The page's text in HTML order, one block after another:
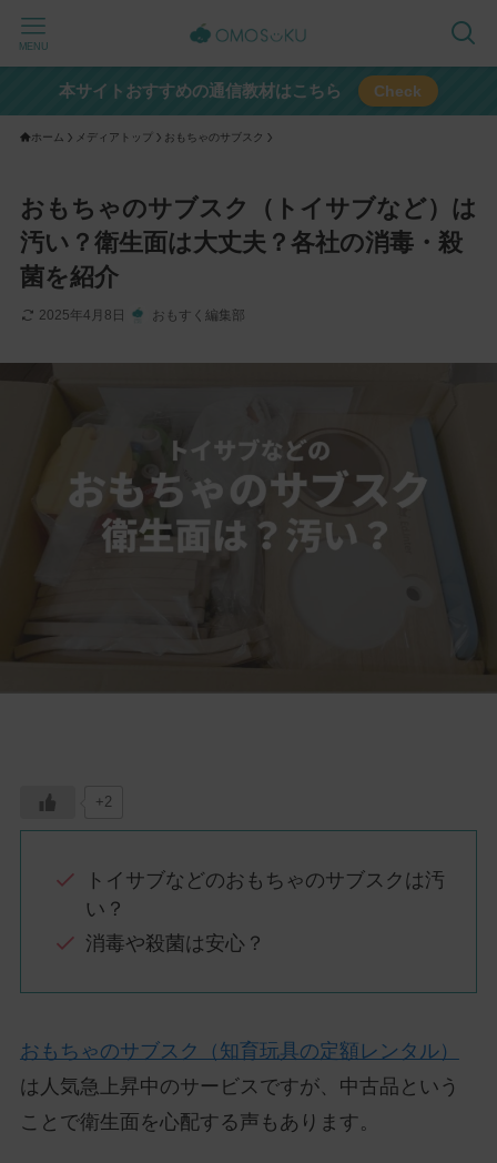
MENU
本サイトおすすめの通信教材はこちら Check
ホーム メディアトップ おもちゃのサブスク
おもちゃのサブスク（トイサブなど）は
汚い？衛生面は大丈夫？各社の消毒・殺
菌を紹介
2025年4月8日 おもすく編集部
+2
トイサブなどのおもちゃのサブスクは汚
い？
消毒や殺菌は安心？
おもちゃのサブスク（知育玩具の定額レンタル）
は人気急上昇中のサービスですが、中古品という
ことで衛生面を心配する声もあります。